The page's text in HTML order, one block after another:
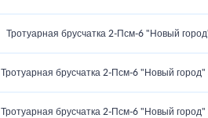
Тротуарная брусчатка 2‑Псм‑6 "Новый
Тротуарная брусчатка 2‑Псм‑6 "Новый город"
Тротуарная брусчатка 2‑Псм‑6 "Новый город"